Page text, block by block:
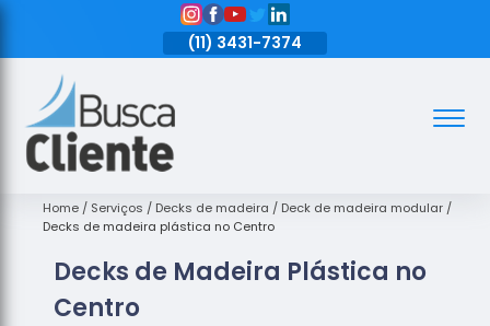
(11) 3431-7374
Assoalhos
de Madeira
Madeira
Empresas
Home Serviços Decks de madeira
Deck de madeira modular
Decks de madeira plástica no Centro
Decks de Madeira Plástica no
Centro